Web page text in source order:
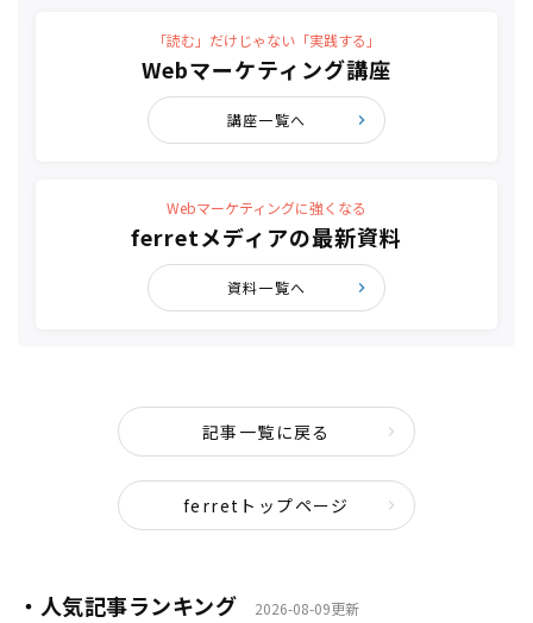
「読む」だけじゃない「実践する」
Webマーケティング講座
講座一覧へ
Webマーケティングに強くなる
ferretメディアの最新資料
資料一覧へ
記事一覧に戻る
ferretトップページ
・人気記事ランキング 2026-08-09更新